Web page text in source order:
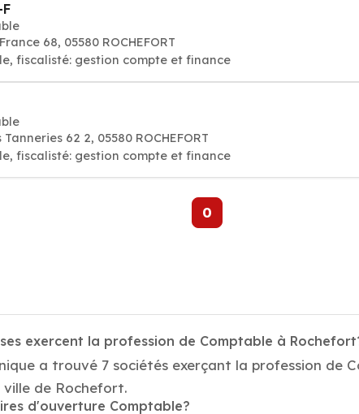
68, 05580 ROCHEFORT
fiscalisté: gestion compte et finance
Tanneries 62 2, 05580 ROCHEFORT
fiscalisté: gestion compte et finance
0
exercent la profession de Comptable à
a trouvé 7 sociétés exerçant la profession
de Rochefort.
d'ouverture Comptable?